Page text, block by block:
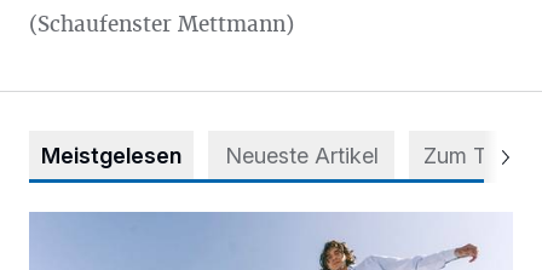
(Schaufenster Mettmann)
Meistgelesen Neueste Artikel Zum Thema